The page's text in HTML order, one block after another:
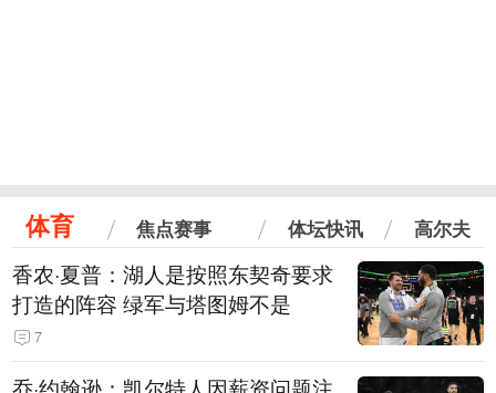
体育 焦点赛事 体坛快讯 高尔夫
香农·夏普：湖人是按照东契奇要求
打造的阵容 绿军与塔图姆不是
7